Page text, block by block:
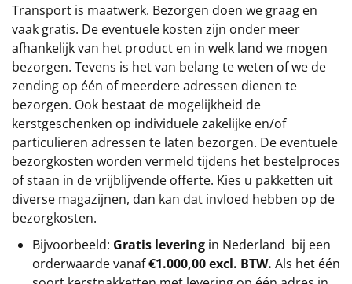
Transport is maatwerk. Bezorgen doen we graag en
vaak gratis. De eventuele kosten zijn onder meer
afhankelijk van het product en in welk land we mogen
bezorgen. Tevens is het van belang te weten of we de
zending op één of meerdere adressen dienen te
bezorgen. Ook bestaat de mogelijkheid de
kerstgeschenken op individuele zakelijke en/of
particulieren adressen te laten bezorgen. De eventuele
bezorgkosten worden vermeld tijdens het bestelproces
of staan in de vrijblijvende offerte. Kies u pakketten uit
diverse magazijnen, dan kan dat invloed hebben op de
bezorgkosten.
Bijvoorbeeld: Gratis levering in Nederland bij een
orderwaarde vanaf€1.000,00 excl. BTW. Als het één